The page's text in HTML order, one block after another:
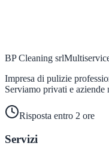
BP Cleaning srl
Impresa di pulizie
Serviamo privati e
Risposta entro 2 ore
Servizi